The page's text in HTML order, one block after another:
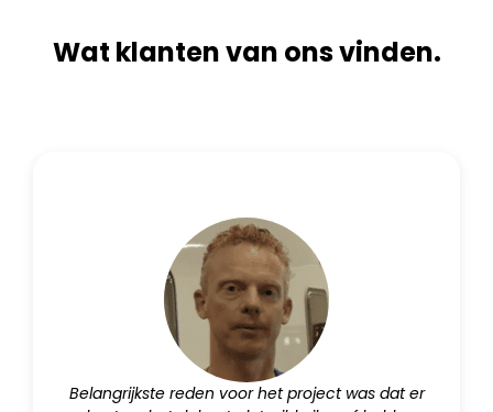
Wat klanten van ons vinden.
Belangrijkste reden voor het project was dat er